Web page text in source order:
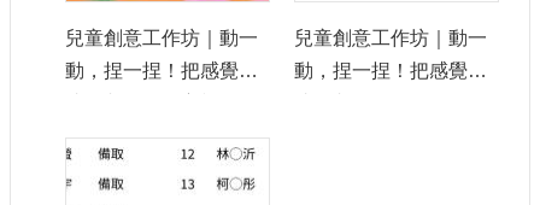
兒童創意工作坊｜動一
動，捏一捏！把感覺變
兒童創意工作坊｜動一
動，捏一捏！把感覺變